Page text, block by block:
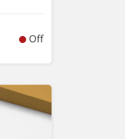
Off